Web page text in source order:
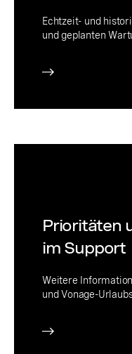
Echtzeit- und
und geplanten
Prioritäten
im Support
Weitere
und Vonage-